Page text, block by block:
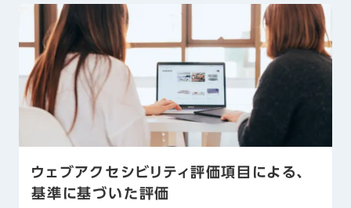
ウェブアクセシビリティ評価項目による、
基準に基づいた評価